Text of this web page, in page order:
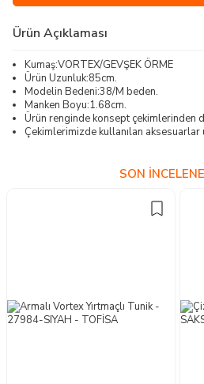
Ürün Açıklaması
Kumaş:VORTEX/GEVŞEK ÖRME
Ürün Uzunluk:85cm.
Modelin Bedeni:38/M beden.
Manken Boyu:1.68cm.
Ürün renginde konsept çekimlerinden
Çekimlerimizde kullanılan
SON